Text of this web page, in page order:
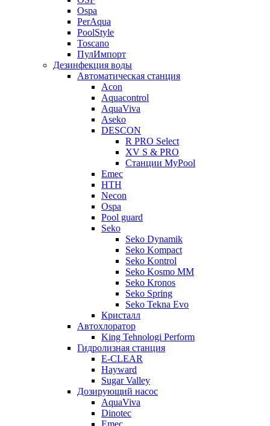
Ospa
PerAqua
PoolStyle
Toscano
ПулИмпорт
Дезинфекция воды
Автоматическая станция
Acon
Aquacontrol
AquaViva
Aseko
DESCON
R PRO Select
XV S & PRO
Станции MyPool
Emec
HTH
Necon
Ospa
Pool guard
Seko
Seko Dynamik
Seko Kompact
Seko Kontrol
Seko Kosmo MM
Seko Kronos
Seko Spring
Seko Tekna Evo
Кристалл
Автохлоратор
King Tehnologi Perform
Гидролизная станция
E-CLEAR
Hayward
Sugar Valley
Дозирующий насос
AquaViva
Dinotec
Emec